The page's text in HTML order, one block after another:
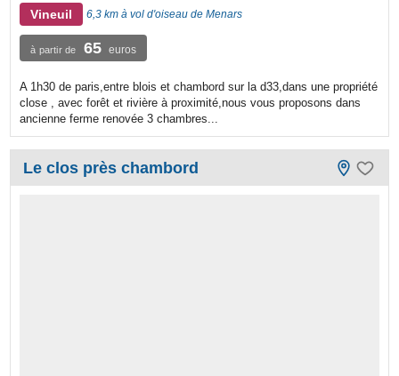
Vineuil 6,3 km à vol d'oiseau de Menars
à partir de 65 euros
A 1h30 de paris,entre blois et chambord sur la d33,dans une propriété
close , avec forêt et rivière à proximité,nous vous proposons dans
ancienne ferme renovée 3 chambres...
Le clos près chambord